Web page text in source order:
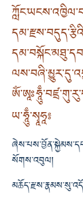
ཡ་ཧཱུྃ་སྭཱཧཱ༔
སོགས་འབུལ།